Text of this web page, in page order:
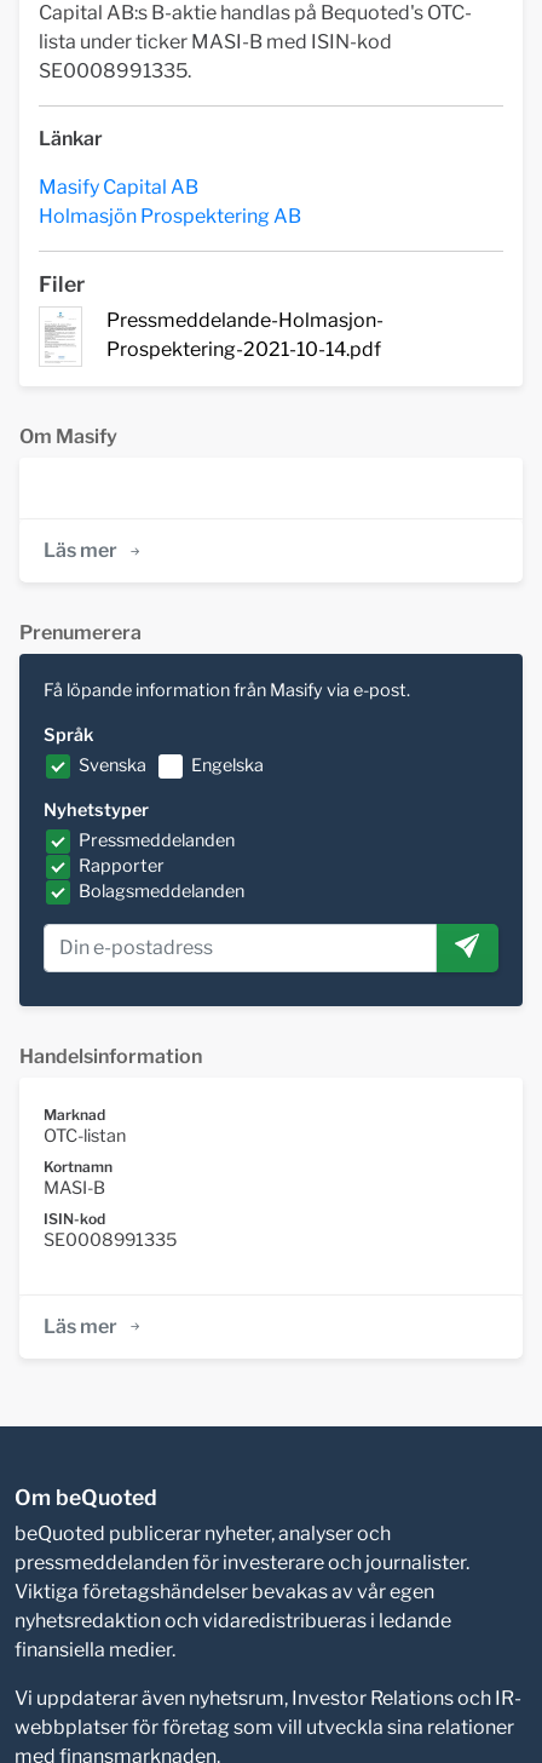
Capital AB:s B-aktie handlas på Bequoted's OTC-
lista under ticker MASI-B med ISIN-kod
SE0008991335.
Länkar
Masify Capital AB
Holmasjön Prospektering AB
Filer
Pressmeddelande-Holmasjon-
Prospektering-2021-10-14.pdf
Om Masify
Läs mer
Prenumerera
Få löpande information från Masify via e-post.
Språk
Svenska
Engelska
Nyhetstyper
Pressmeddelanden
Rapporter
Bolagsmeddelanden
Handelsinformation
Marknad
OTC-listan
Kortnamn
MASI-B
ISIN-kod
SE0008991335
Läs mer
Om beQuoted
beQuoted publicerar nyheter, analyser och
pressmeddelanden för investerare och journalister.
Viktiga företagshändelser bevakas av vår egen
nyhetsredaktion och vidaredistribueras i ledande
finansiella medier.
Vi uppdaterar även nyhetsrum, Investor Relations och IR-
webbplatser för företag som vill utveckla sina relationer
med finansmarknaden.